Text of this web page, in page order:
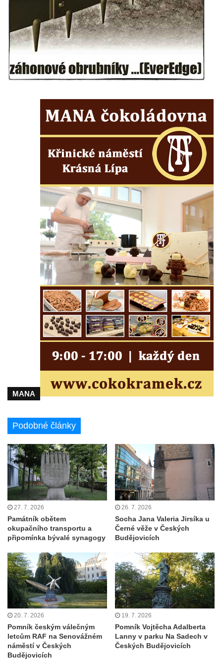
kapli Panny Marie Bolestné v Benešově
nad Ploučnicí
Pamětní deska Samuela Fullera na zámku
v Sokolově
Kenotaf Ericha Ullmanna na hřbitově
Šumburk nad Desnou v Tanvaldu
Hrob Pavla Patušnika na hřbitově Šumburk
nad Desnou v Tanvaldu
nad Desnou v Tanvaldu
Pomník prvního a druhého odboje v
Starých Křečanech
Hrob Antona Reintsche na hřbitově ve
Starých Křečanech
Hrob rodiny Klingerových na hřbitově ve
Starých Křečanech
Pomník obětem 1. světové války v
Tyršových sadech v Jablonci nad Nisou
Pamětní desky obětem 1. světové války na
kapli svaté Alžběty Durynské v Dolních
Křečanech
Pomník Theodora Körnera v Tyršově ulici v
Pomník Františka Josefa I. u křížové cesty
Pamětní deska Polské armádě na budově
Kenotaf Richarda Grossmanna na hřbitově
v Dubé
Hrob Jiřího Kasala na hřbitově v Dubé
Pomník padlým rudoarmějcům na hřbitově
v Dubé
Pomník obětem 2. světové války v Dubé
Pomník obětem Rumburské vzpoury u
hřbitova v Rumburku
Pomník obětem 1. světové války na hřbitově
Hrob Petra Záhorky na hřbitově ve Velkém
Šenově
Hrob Rudolfa Hovorky na hřbitově ve
Velkém Šenově
Šenově
Hrob Heinricha Hoffmanna na hřbitově ve
MANA
Podobné články
27. 7. 2026
Památník obětem
okupačního transportu a
připomínka bývalé synagogy
26. 7. 2026
Socha Jana Valeria Jirsíka u
Černé věže v Českých
Budějovicích
20. 7. 2026
Pomník českým válečným
letcům RAF na Senovážném
náměstí v Českých
Budějovicích
19. 7. 2026
Pomník Vojtěcha Adalberta
Lanny v parku Na Sadech v
Českých Budějovicích